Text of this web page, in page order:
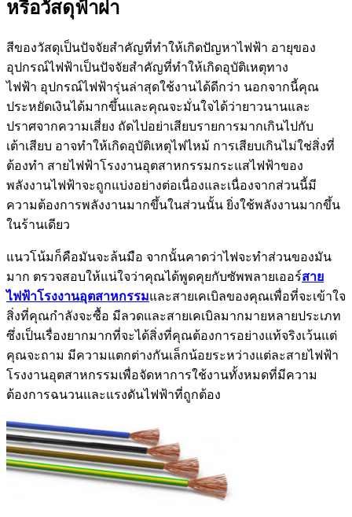
หรือวัสดุฟ้าผ่า
สีของวัสดุเป็นปัจจัยสำคัญที่ทำให้เกิดปัญหาไฟฟ้า อายุของ
อุปกรณ์ไฟฟ้าเป็นปัจจัยสำคัญที่ทำให้เกิดอุบัติเหตุทาง
ไฟฟ้า อุปกรณ์ไฟฟ้ารุ่นล่าสุดใช้งานได้ดีกว่า นอกจากนี้คุณ
ประหยัดเงินได้มากขึ้นและคุณจะมั่นใจได้ว่ายาวนานและ
ปราศจากความเสี่ยง ถัดไปอย่าเสียบรายการมากเกินไปกับ
เต้าเสียบ อาจทำให้เกิดอุบัติเหตุไฟไหม้ การเสียบเกินไม่ใช่สิ่งที่
ต้องทำ สายไฟฟ้าโรงงานอุตสาหกรรมกระแสไฟฟ้าของ
พลังงานไฟฟ้าจะถูกแบ่งอย่างต่อเนื่องและเนื่องจากส่วนนี้มี
ความต้องการพลังงานมากขึ้นในส่วนนั้น ยิ่งใช้พลังงานมากขึ้น
ในร้านเดียว
แนวโน้มก็คือมันจะล้นมือ จากนั้นคาดว่าไฟจะทำส่วนของมัน
มาก ตรวจสอบให้แน่ใจว่าคุณได้พูดคุยกับซัพพลายเออร์สาย
ไฟฟ้าโรงงานอุตสาหกรรมและสายเคเบิลของคุณเพื่อที่จะเข้าใจ
สิ่งที่คุณกำลังจะซื้อ มีลวดและสายเคเบิลมากมายหลายประเภท
ซึ่งเป็นเรื่องยากมากที่จะได้สิ่งที่คุณต้องการอย่างแท้จริงเว้นแต่
คุณจะถาม มีความแตกต่างกันเล็กน้อยระหว่างแต่ละสายไฟฟ้า
โรงงานอุตสาหกรรมเพื่อจัดหาการใช้งานทั้งหมดที่มีความ
ต้องการฉนวนและแรงดันไฟฟ้าที่ถูกต้อง